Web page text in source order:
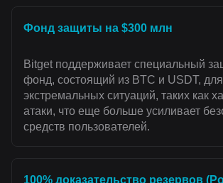
Фонд защиты на $300 млн
Bitget поддерживает специальный
фонд, состоящий из BTC и USDT,
экстремальных ситуаций, таких как
атаки, что еще больше усиливает
средств пользователей.
100% доказательство резервов